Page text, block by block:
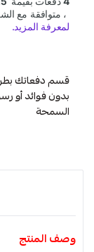
بدون فوائد أو
السمحة
وصف المنتج